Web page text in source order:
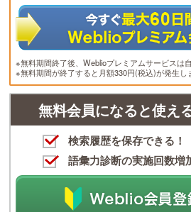
※無料期間終了後、Weblioプレミアムサービスは
※無料期間が終了すると月額330円(税込)が発生し
無料会員になると使え
検索履歴を保存できる！
語彙力診断の実施回数増